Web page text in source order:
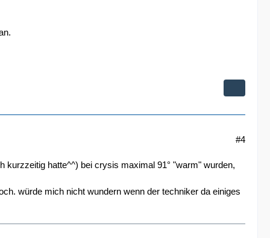
#4
kurzzeitig hatte^^) bei crysis maximal 91° "warm" wurden,
würde mich nicht wundern wenn der techniker da einiges